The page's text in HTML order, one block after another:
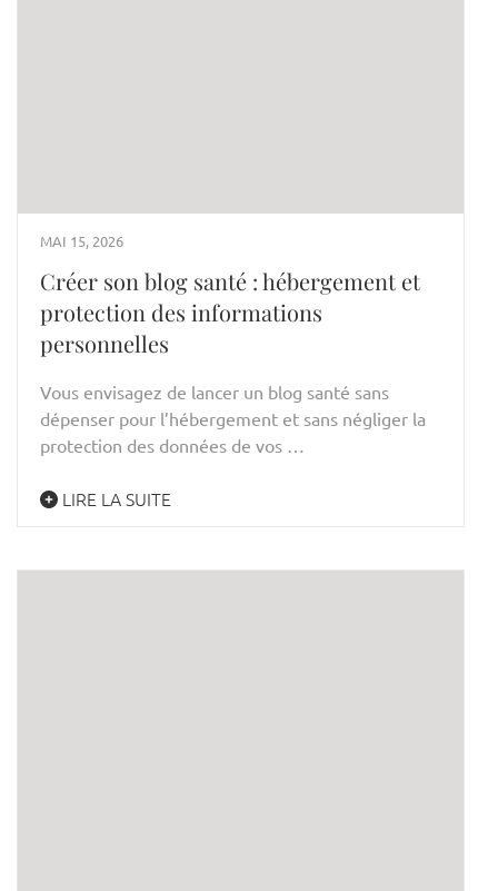
MAI 15, 2026
Créer son blog santé : hébergement et
protection des informations
personnelles
Vous envisagez de lancer un blog santé sans
dépenser pour l’hébergement et sans négliger la
protection des données de vos …
LIRE LA SUITE